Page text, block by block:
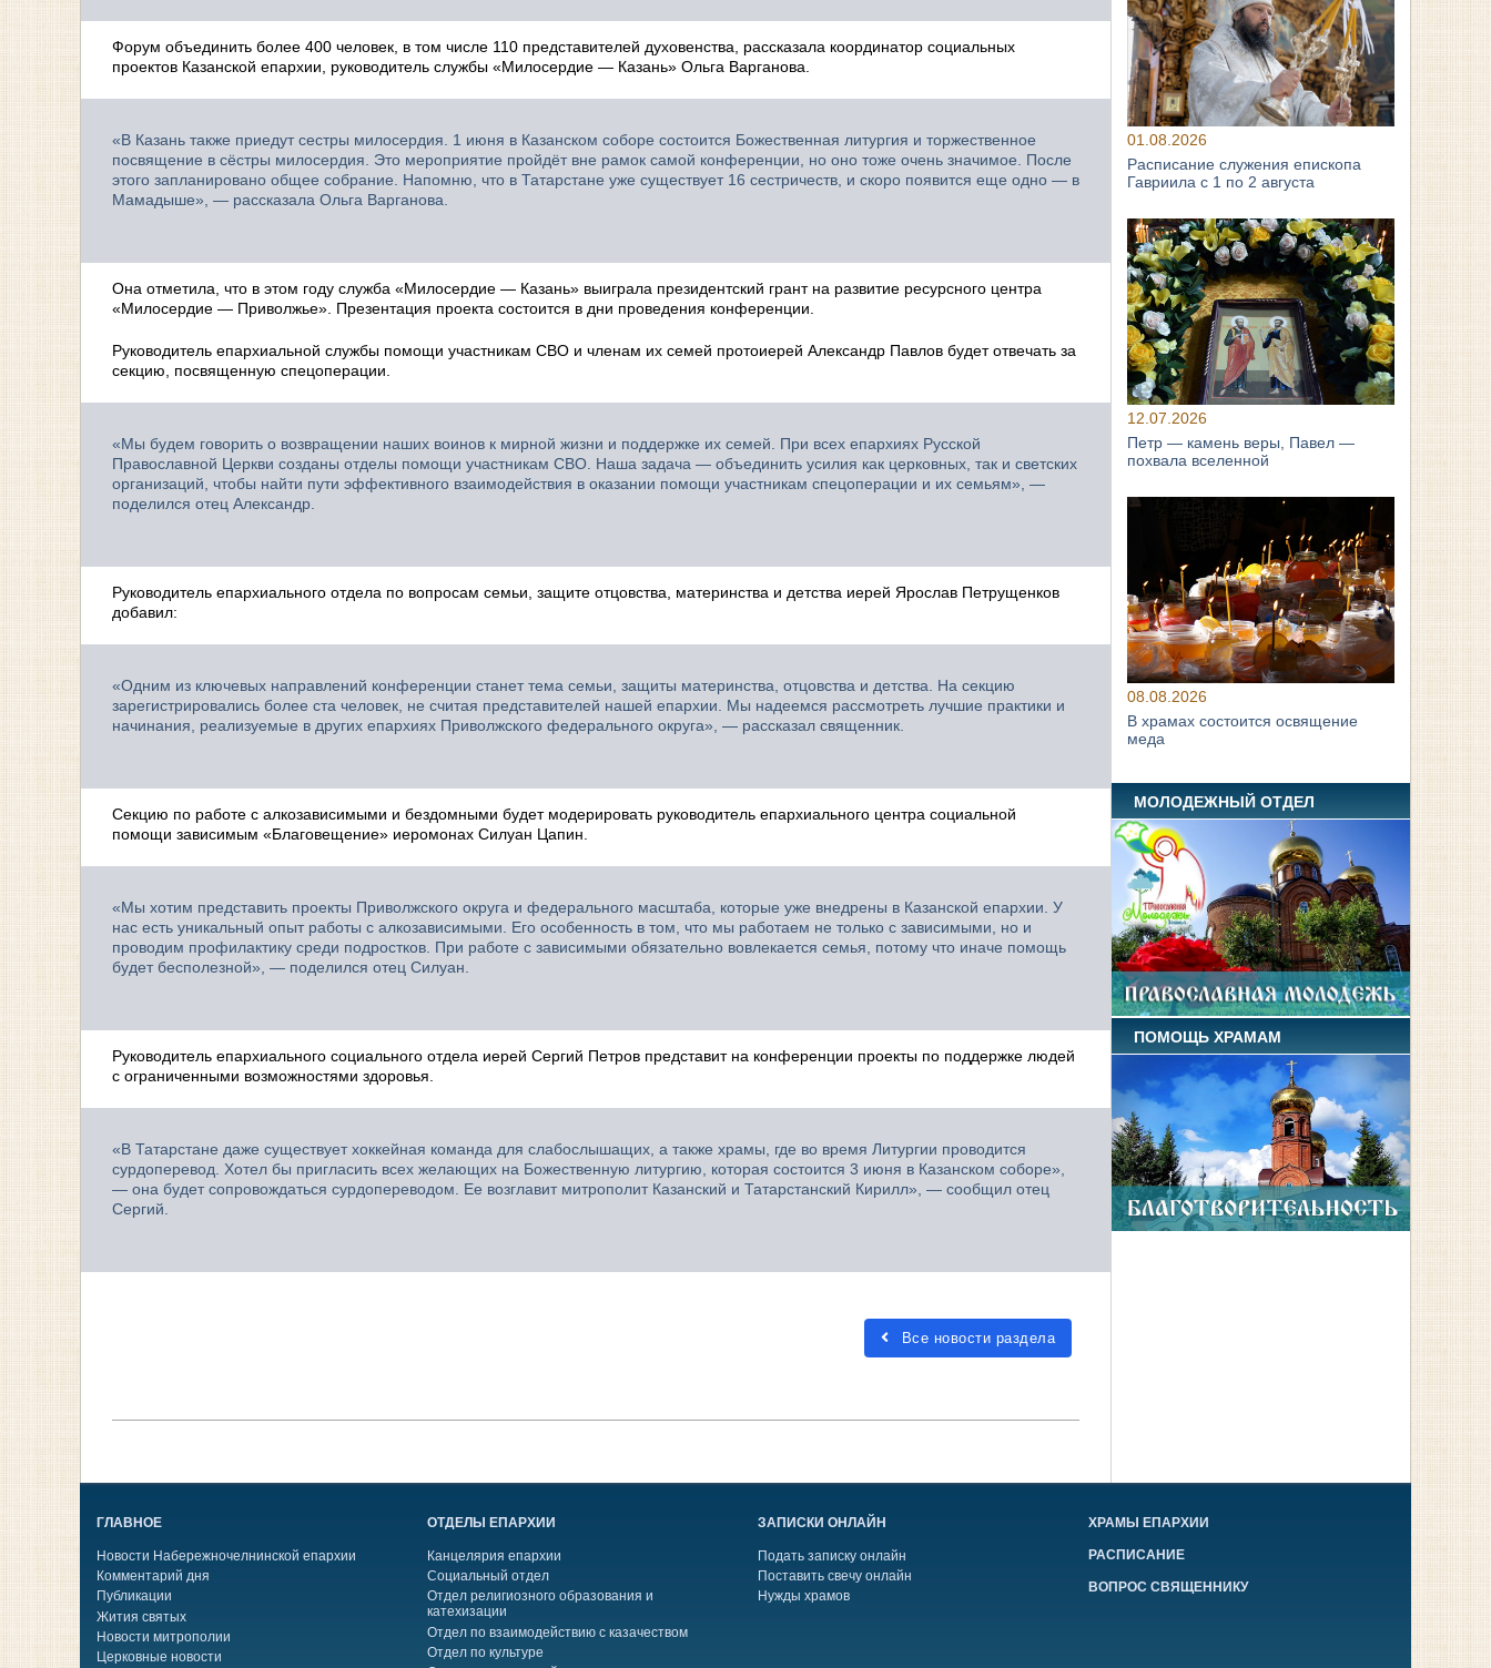
Форум объединить более 400 человек, в том числе 110 представителей духовенства, рассказала координатор социальных
проектов Казанской епархии, руководитель службы «Милосердие — Казань» Ольга Варганова.
«В Казань также приедут сестры милосердия. 1 июня в Казанском соборе состоится Божественная литургия и торжественное
посвящение в сёстры милосердия. Это мероприятие пройдёт вне рамок самой конференции, но оно тоже очень значимое. После
этого запланировано общее собрание. Напомню, что в Татарстане уже существует 16 сестричеств, и скоро появится еще одно — в
Мамадыше», — рассказала Ольга Варганова.
Она отметила, что в этом году служба «Милосердие — Казань» выиграла президентский грант на развитие ресурсного центра
«Милосердие — Приволжье». Презентация проекта состоится в дни проведения конференции.
Руководитель епархиальной службы помощи участникам СВО и членам их семей протоиерей Александр Павлов будет отвечать за
секцию, посвященную спецоперации.
«Мы будем говорить о возвращении наших воинов к мирной жизни и поддержке их семей. При всех епархиях Русской
Православной Церкви созданы отделы помощи участникам СВО. Наша задача — объединить усилия как церковных, так и светских
организаций, чтобы найти пути эффективного взаимодействия в оказании помощи участникам спецоперации и их семьям», —
поделился отец Александр.
Руководитель епархиального отдела по вопросам семьи, защите отцовства, материнства и детства иерей Ярослав Петрущенков
добавил:
«Одним из ключевых направлений конференции станет тема семьи, защиты материнства, отцовства и детства. На секцию
зарегистрировались более ста человек, не считая представителей нашей епархии. Мы надеемся рассмотреть лучшие практики и
начинания, реализуемые в других епархиях Приволжского федерального округа», — рассказал священник.
Секцию по работе с алкозависимыми и бездомными будет модерировать руководитель епархиального центра социальной
помощи зависимым «Благовещение» иеромонах Силуан Цапин.
«Мы хотим представить проекты Приволжского округа и федерального масштаба, которые уже внедрены в Казанской епархии. У
нас есть уникальный опыт работы с алкозависимыми. Его особенность в том, что мы работаем не только с зависимыми, но и
проводим профилактику среди подростков. При работе с зависимыми обязательно вовлекается семья, потому что иначе помощь
будет бесполезной», — поделился отец Силуан.
Руководитель епархиального социального отдела иерей Сергий Петров представит на конференции проекты по поддержке людей
с ограниченными возможностями здоровья.
«В Татарстане даже существует хоккейная команда для слабослышащих, а также храмы, где во время Литургии проводится
сурдоперевод. Хотел бы пригласить всех желающих на Божественную литургию, которая состоится 3 июня в Казанском соборе»,
— она будет сопровождаться сурдопереводом. Ее возглавит митрополит Казанский и Татарстанский Кирилл», — сообщил отец
Сергий.
Все новости раздела
01.08.2026
Расписание служения епископа
Гавриила с 1 по 2 августа
12.07.2026
Петр — камень веры, Павел —
похвала вселенной
08.08.2026
В храмах состоится освящение
меда
МОЛОДЕЖНЫЙ ОТДЕЛ
ПОМОЩЬ ХРАМАМ
ГЛАВНОЕ
Новости Набережночелнинской епархии
Комментарий дня
Публикации
Жития святых
Новости митрополии
Церковные новости
ОТДЕЛЫ ЕПАРХИИ
Канцелярия епархии
Социальный отдел
Отдел религиозного образования и
катехизации
Отдел по взаимодействию с казачеством
Отдел по культуре
ЗАПИСКИ ОНЛАЙН
Подать записку онлайн
Поставить свечу онлайн
Нужды храмов
ХРАМЫ ЕПАРХИИ
РАСПИСАНИЕ
ВОПРОС СВЯЩЕННИКУ